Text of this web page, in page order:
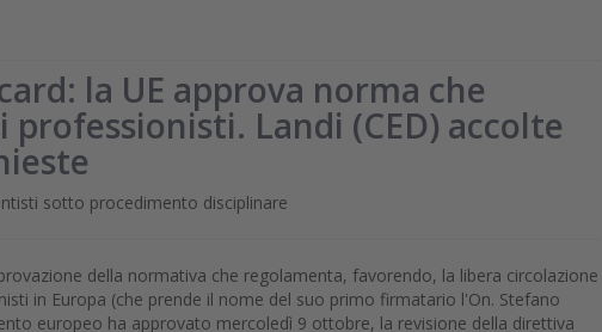
la UE approva norma che
Landi (CED) accolte
sotto procedimento disciplinare
della normativa che regolamenta, favorendo, la libera circolazione
in Europa (che prende il nome del suo primo firmatario l'On. Stefano
europeo ha approvato mercoledì 9 ottobre, la revisione della direttiva